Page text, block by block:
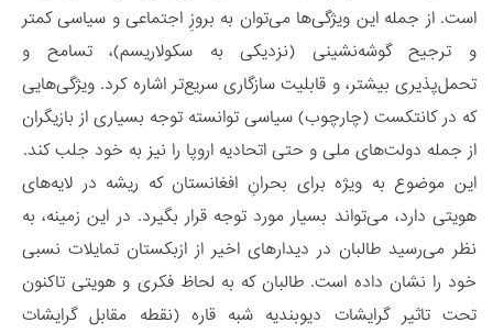
است. از جمله این ویژگی‌ها می‌توان به بروزِ اجتماعی و سیاسی کمتر
و ترجیح گوشه‌نشینی (نزدیکی به سکولاریسم)، تسامح و
تحمل‌پذیری بیشتر، و قابلیت سازگاری سریع‌تر اشاره کرد. ویژگی‌هایی
که در کانتکست (چارچوب) سیاسی توانسته توجه بسیاری از بازیگران
از جمله دولت‌های ملی و حتی اتحادیه اروپا را نیز به خود جلب کند.
این موضوع به ویژه برای بحرانِ افغانستان که ریشه در لایه‌های
هویتی دارد، می‌تواند بسیار مورد توجه قرار بگیرد. در این زمینه، به
نظر می‌رسید طالبان در دیدارهای اخیر از ازبکستان تمایلات نسبی
خود را نشان داده است. طالبان که به لحاظ فکری و هویتی تاکنون
تحت تاثیر گرایشات دیوبندیه شبه قاره (نقطه مقابل گرایشات